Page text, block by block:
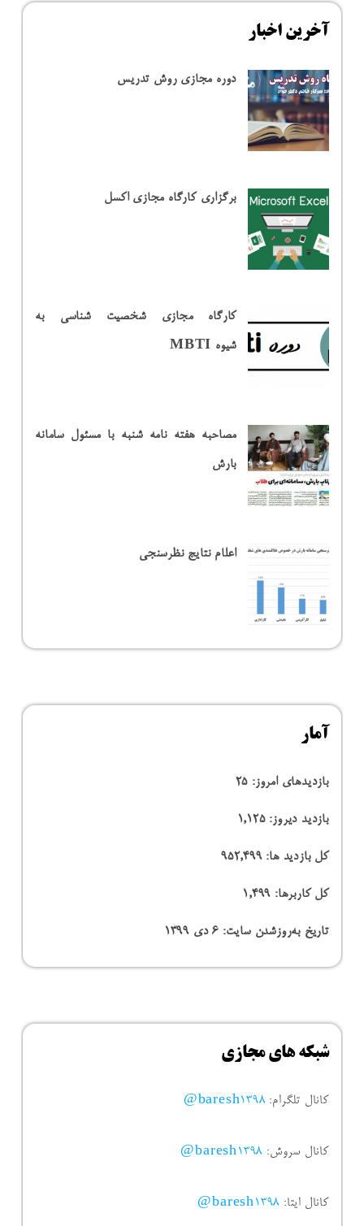
آخرین اخبار
دوره مجازی روش تدریس
برگزاری کارگاه مجازی اکسل
کارگاه مجازی شخصیت شناسی به
شیوه MBTI
مصاحبه هفته نامه شنبه با مسئول سامانه
بارش
اعلام نتایج نظرسنجی
آمار
بازدیدهای امروز: 25
بازدید دیروز:1,125
کل بازدید ها:952,499
کل کاربرها: 1,499
تاریخ به‌روزشدن سایت:۶ دی ۱۳۹۹
شبکه های مجازی
کانال تلگرام: baresh1398@
کانال سروش: baresh1398@
کانال ایتا: baresh1398@